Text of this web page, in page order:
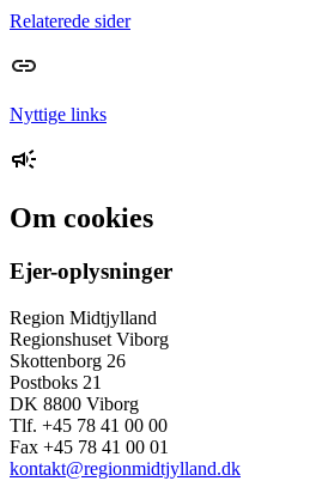
Relaterede sider
Nyttige links
Om cookies
Ejer-oplysninger
Region Midtjylland
Regionshuset Viborg
Skottenborg 26
Postboks 21
DK 8800 Viborg
Tlf. +45 78 41 00 00
Fax +45 78 41 00 01
kontakt@regionmidtjylland.dk